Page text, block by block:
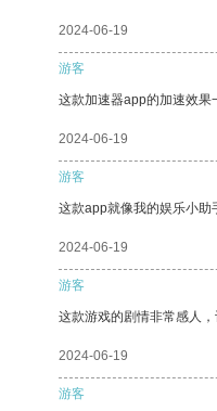
2024-06-19
游客
这款加速器app的加速效果
2024-06-19
游客
这款app就像我的娱乐小助
2024-06-19
游客
这款游戏的剧情非常感人，
2024-06-19
游客